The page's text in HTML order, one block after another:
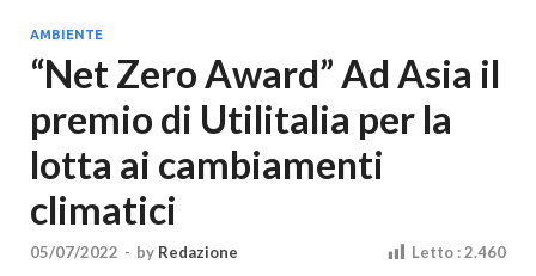
Moda e
Cultura
AMBIENTE
“Net Zero Award” Ad Asia il
premio di Utilitalia per la
lotta ai cambiamenti
climatici
05/07/2022 - by Redazione Letto :2.460